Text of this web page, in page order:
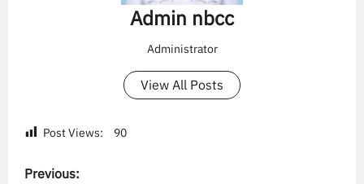
Admin nbcc
Administrator
View All Posts
Post Views: 90
P
Previous: